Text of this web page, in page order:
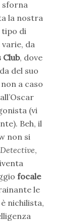
sforna
la nostra
tipo di
da
Club, dove
del suo
non a caso
(vi
Beh, il
non si
,
focale
le
nichilista,